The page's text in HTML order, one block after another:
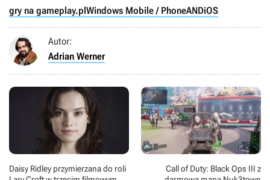
gry na gameplay.plWindows Mobile / PhoneANDiOS
Autor:
Adrian Werner
Daisy Ridley przymierzana do roli
Call of Duty: Black Ops III z